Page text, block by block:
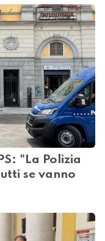
"La Polizia
se vanno